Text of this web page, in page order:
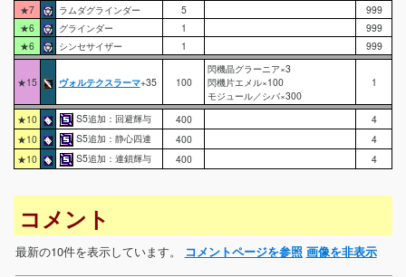
★7
ラムダグラインダー 5
999
★6
グラインダー 1
999
★6
シンセサイザー 1 999
★15 ヴォルテクスラーマ+35 100
閃機晶グラーニア×3
閃機片エメル×100
モジュール／シバ×300
1
★10 S5追加：回避輝与 400
4
★10
S5追加：静心四連 400
4
★10
S5追加：連鎖輝与 400 4
コメント
最新の10件を表示しています。 コメントページを参照 画像を非表示